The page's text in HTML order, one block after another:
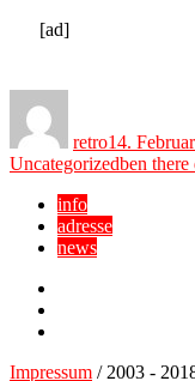
[ad]
retro14.
UncategorizedTags
ben there
info
adresse
news
Impressum / 2003 -